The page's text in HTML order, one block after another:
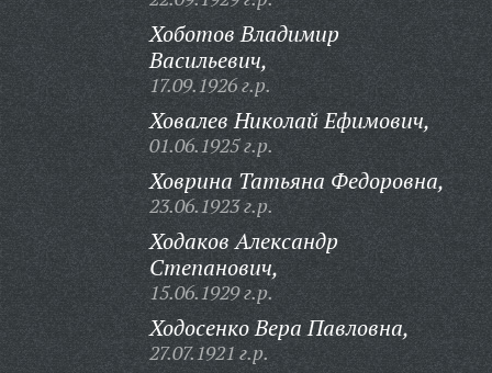
Хоботов Владимир
Васильевич,
17.09.1926 г.р.
Ховалев Николай Ефимович,
01.06.1925 г.р.
Ховрина Татьяна Федоровна,
23.06.1923 г.р.
Ходаков Александр
Степанович,
15.06.1929 г.р.
Ходосенко Вера Павловна,
27.07.1921 г.р.